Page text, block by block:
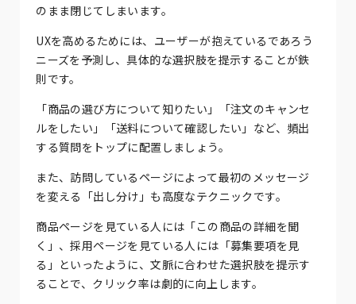
のまま閉じてしまいます。
UXを高めるためには、ユーザーが抱えているであろう
ニーズを予測し、具体的な選択肢を提示することが鉄
則です。
「商品の選び方について知りたい」「注文のキャンセ
ルをしたい」「送料について確認したい」など、頻出
する質問をトップに配置しましょう。
また、訪問しているページによって最初のメッセージ
を変える「出し分け」も高度なテクニックです。
商品ページを見ている人には「この商品の詳細を聞
く」、採用ページを見ている人には「募集要項を見
る」といったように、文脈に合わせた選択肢を提示す
ることで、クリック率は劇的に向上します。